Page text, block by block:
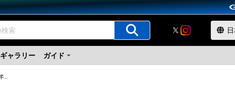
ギャラリー ガイド
＜CRYPTO METRO＞半蔵門線18000系 GIFT